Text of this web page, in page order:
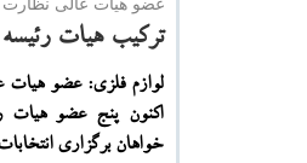
عضو هیات عالی نظارت
تركیب هیات رئیسه
لوازم فلزی: عضو هیات
اكنون پنج عضو هیات
خواهان برگزاری